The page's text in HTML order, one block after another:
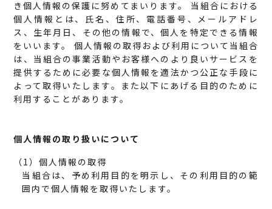
き個人情報の保護に努めてまいります。 当組合における
個人情報とは、氏名、住所、電話番号、メールアドレ
ス、生年月日、その他の情報で、個人を特定できる情報
をいいます。 個人情報の取得および利用について当組合
は、当組合の事業活動やお客様へのより良いサービスを
提供するために必要な個人情報を適法かつ公正な手段に
よって取得いたします。また以下にあげる目的のために
利用することがあります。
個人情報の取り扱いについて
（1）個人情報の取得
当組合は、予め利用目的を明示し、その利用目的の範
囲内で個人情報を取得いたします。